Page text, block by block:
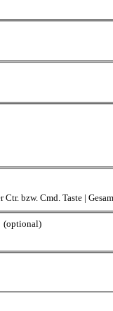
bzw. Cmd. Taste |
(optional)